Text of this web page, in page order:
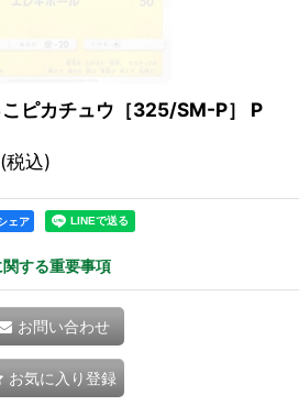
こピカチュウ［325/SM-P］ P
(税込)
ェア
する重要事項
お問い合わせ
お気に入り登録